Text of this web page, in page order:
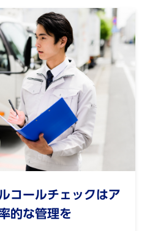
コールチェックはア
的な管理を